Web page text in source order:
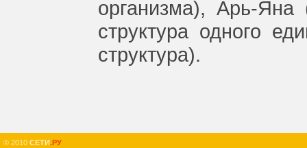
организма), Арь-Яна
структура одного
структура).
© 2010 СЕТИ.РУ